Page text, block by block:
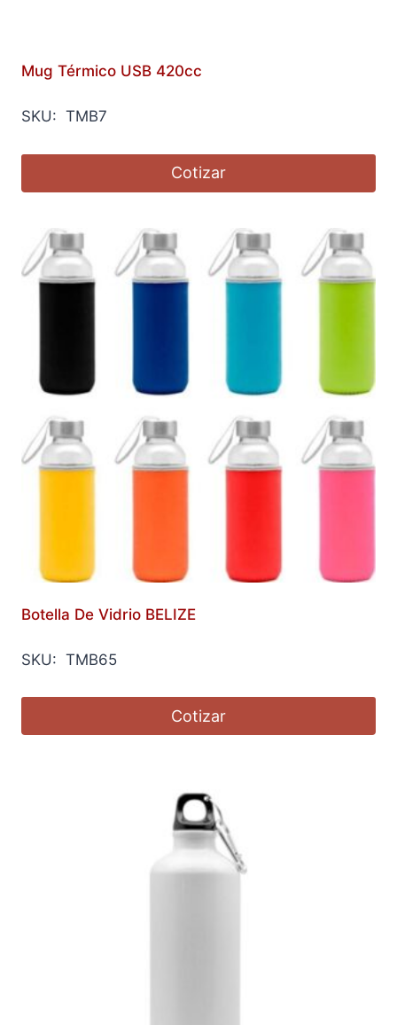
Mug Térmico USB 420cc
SKU: TMB7
Cotizar
Botella De Vidrio BELIZE
SKU: TMB65
Cotizar